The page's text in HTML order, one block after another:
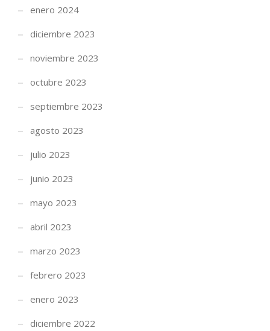
enero 2024
diciembre 2023
noviembre 2023
octubre 2023
septiembre 2023
agosto 2023
julio 2023
junio 2023
mayo 2023
abril 2023
marzo 2023
febrero 2023
enero 2023
diciembre 2022